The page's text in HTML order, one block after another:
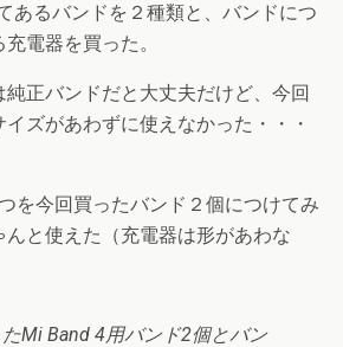
あるバンドを２種類と、バンドにつ
電器を買った。
正バンドだと大丈夫だけど、今回
ズがあわずに使えなかった・・・
を今回買ったバンド２個につけてみ
と使えた（充電器は形があわな
Mi Band 4用バンド2個とバン